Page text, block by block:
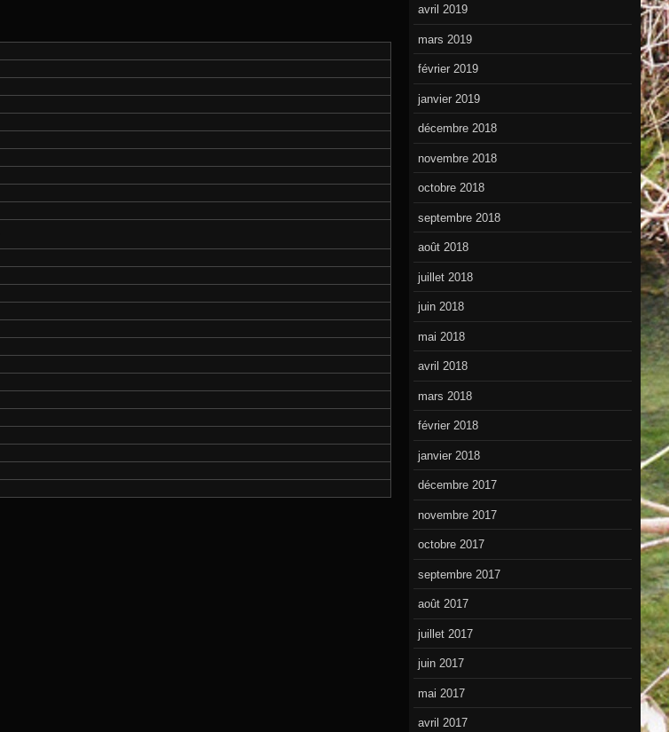
avril 2019
mars 2019
février 2019
janvier 2019
décembre 2018
novembre 2018
octobre 2018
septembre 2018
août 2018
juillet 2018
juin 2018
mai 2018
avril 2018
mars 2018
février 2018
janvier 2018
décembre 2017
novembre 2017
octobre 2017
septembre 2017
août 2017
juillet 2017
juin 2017
mai 2017
avril 2017